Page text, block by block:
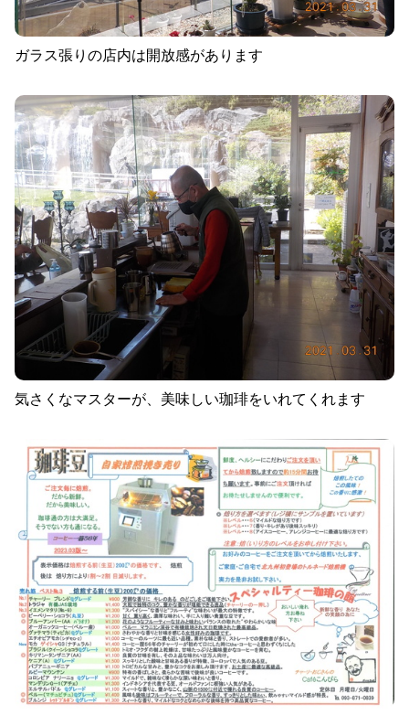
ガラス張りの店内は開放感があります
気さくなマスターが、美味しい珈琲をいれてくれます